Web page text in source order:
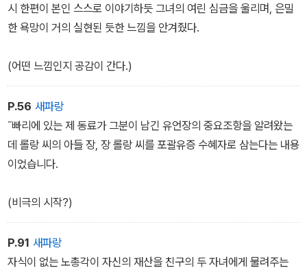
시 한편이 본인 스스로 이야기하듯 그녀의 여린 심금을 울리며, 은밀
한 욕망이 거의 실현된 듯한 느낌을 안겨줬다.
(어떤 느낌인지 공감이 간다.)
P.56 새파랑
˝빠리에 있는 제 동료가 그분이 남긴 유언장의 중요조항을 알려왔는
데 롤랑 씨의 아들 장, 장 롤랑 씨를 포괄유증 수혜자로 삼는다는 내용
이었습니다.
(비극의 시작?)
P.91 새파랑
자식이 없는 노총각이 자신의 재산을 친구의 두 자녀에게 물려주는